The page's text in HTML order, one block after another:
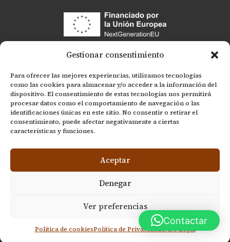
Gestionar consentimiento
Para ofrecer las mejores experiencias, utilizamos tecnologías
como las cookies para almacenar y/o acceder a la información del
dispositivo. El consentimiento de estas tecnologías nos permitirá
procesar datos como el comportamiento de navegación o las
identificaciones únicas en este sitio. No consentir o retirar el
consentimiento, puede afectar negativamente a ciertas
características y funciones.
Aceptar
Denegar
Ver preferencias
Política de cookiesPolítica de PrivacidadAviso Legal
© La Alicantina SC - 2026 - Todos los derechos
reservados
Contactar